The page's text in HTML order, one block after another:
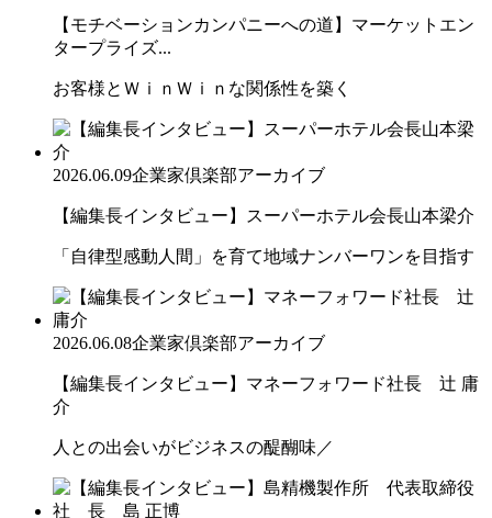
【モチベーションカンパニーへの道】マーケットエン
タープライズ...
お客様とＷｉｎＷｉｎな関係性を築く
2026.06.09企業家倶楽部アーカイブ
【編集長インタビュー】スーパーホテル会長山本梁介
「自律型感動人間」を育て地域ナンバーワンを目指す
2026.06.08企業家倶楽部アーカイブ
【編集長インタビュー】マネーフォワード社長 辻 庸
介
人との出会いがビジネスの醍醐味／